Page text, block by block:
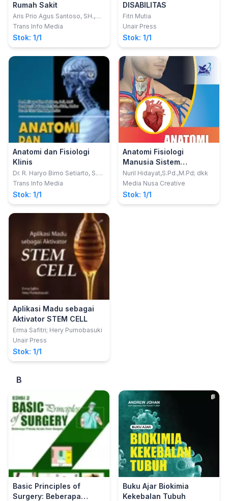
Rumah Sakit
Aris Prio Agus Santoso, SH.,
MH.Kes.; dkk
Trans Info Media
Stok: 1/1
DISABILITAS
Fitri Mutia
Unair Press
Stok: 1/1
Anatomi dan Fisiologi
Klinis
Dr. R. Haryo Bimo Setiarto, S.Si,
M.Si.; Dr. Marni Br Karo,
Titus Tambaip, M.Kes.
Trans Info Media
Stok: 1/1
Anatomi Fisiologi
Manusia Sistem
Kardiovaskular Berbasis
SETS -PBL
Nuril Hidayat,S.Pd.,M.Pd; dkk
Media Nusa Creative
Stok: 1/1
Aplikasi Madu sebagai
Aktivator STEM CELL
Erma Safitri; Hery Purnobasuki
Unair Press
Stok: 1/1
B
Basic Principles of
Surgery: Beberapa
Buku Ajar Biokimia
Kekebalan Tubuh